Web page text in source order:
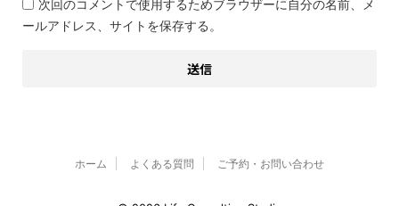
次回のコメントで使用するためブラウザーに自分の名前、メ
ールアドレス、サイトを保存する。
ホーム よくある質問 ご予約・お問い合わせ